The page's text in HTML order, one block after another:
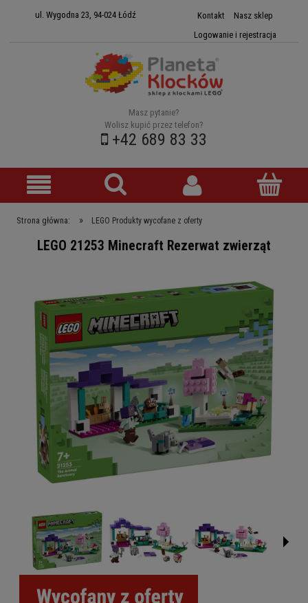
ul. Wygodna 23, 94-024 Łódź Kontakt
Nasz sklep
Logowanie i rejestracja
Masz pytanie?
Wolisz kupić przez telefon?
+42 689 83 33
Strona główna: » LEGO Produkty wycofane z oferty
LEGO 21253 Minecraft Rezerwat zwierząt